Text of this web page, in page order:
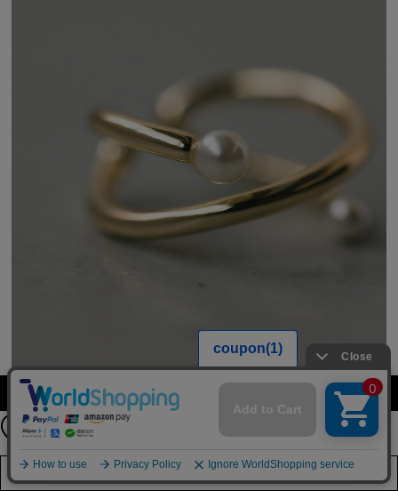
カラーを選択する（フリーサイズ）
店舗在庫を見る
公式LINEアカウント
お友達登録で
詳しくはこちら